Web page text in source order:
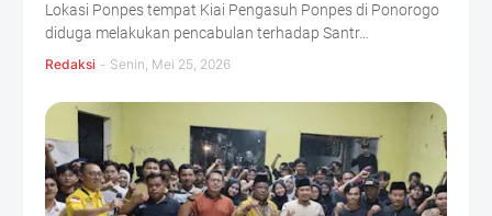
Lokasi Ponpes tempat Kiai Pengasuh Ponpes di Ponorogo
diduga melakukan pencabulan terhadap Santr…
Redaksi - Senin, Mei 25, 2026